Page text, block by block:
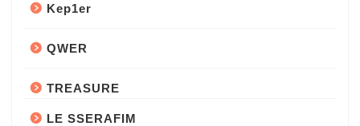
Kep1er
QWER
TREASURE
LE SSERAFIM